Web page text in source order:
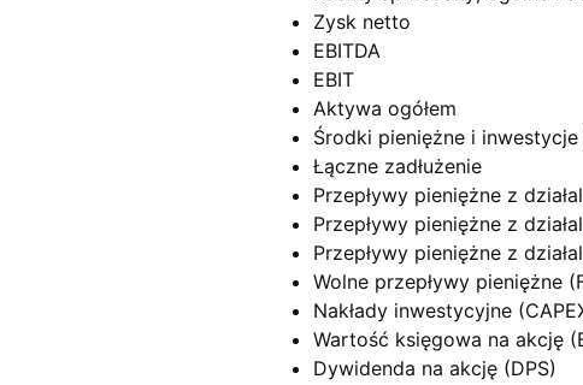
Zysk netto
EBITDA
EBIT
Aktywa ogółem
Środki pieniężne i
Łączne zadłużenie
Przepływy pieniężne z
Przepływy pieniężne z
Przepływy pieniężne z
Wolne przepływy pieniężne
Nakłady inwestycyjne
Wartość księgowa na akcję
Dywidenda na akcję (DPS)